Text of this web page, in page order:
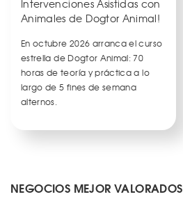
Intervenciones Asistidas con
Animales de Dogtor Animal!
En octubre 2026 arranca el curso
estrella de Dogtor Animal: 70
horas de teoría y práctica a lo
largo de 5 fines de semana
alternos.
NEGOCIOS MEJOR VALORADOS